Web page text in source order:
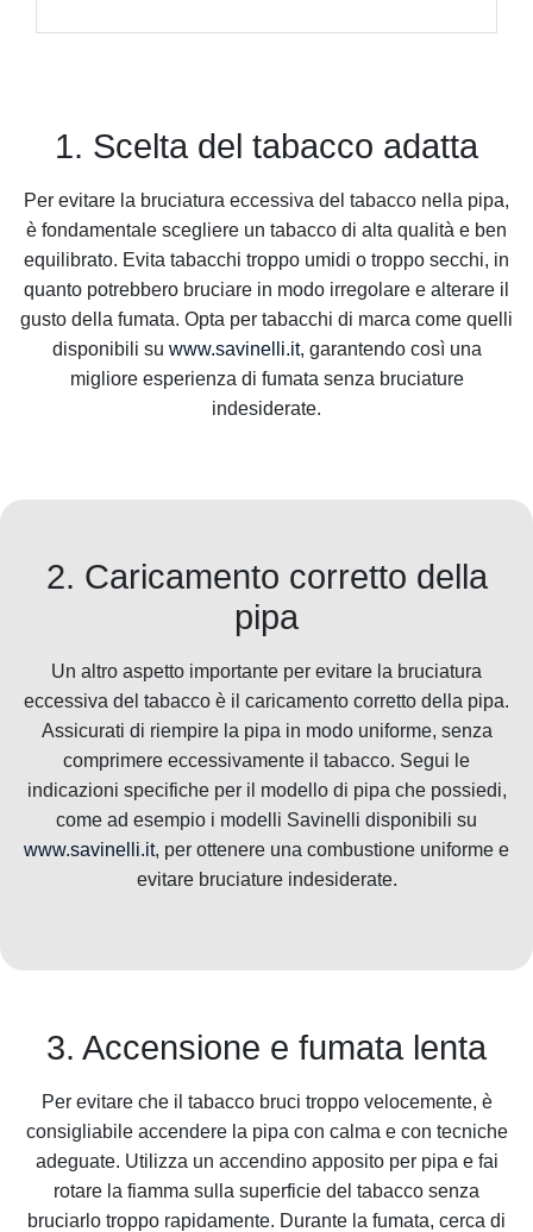
1. Scelta del tabacco adatta
Per evitare la bruciatura eccessiva del tabacco nella pipa,
è fondamentale scegliere un tabacco di alta qualità e ben
equilibrato. Evita tabacchi troppo umidi o troppo secchi, in
quanto potrebbero bruciare in modo irregolare e alterare il
gusto della fumata. Opta per tabacchi di marca come quelli
disponibili su www.savinelli.it, garantendo così una
migliore esperienza di fumata senza bruciature
indesiderate.
2. Caricamento corretto della
pipa
Un altro aspetto importante per evitare la bruciatura
eccessiva del tabacco è il caricamento corretto della pipa.
Assicurati di riempire la pipa in modo uniforme, senza
comprimere eccessivamente il tabacco. Segui le
indicazioni specifiche per il modello di pipa che possiedi,
come ad esempio i modelli Savinelli disponibili su
www.savinelli.it, per ottenere una combustione uniforme e
evitare bruciature indesiderate.
3. Accensione e fumata lenta
Per evitare che il tabacco bruci troppo velocemente, è
consigliabile accendere la pipa con calma e con tecniche
adeguate. Utilizza un accendino apposito per pipa e fai
rotare la fiamma sulla superficie del tabacco senza
bruciarlo troppo rapidamente. Durante la fumata, cerca di